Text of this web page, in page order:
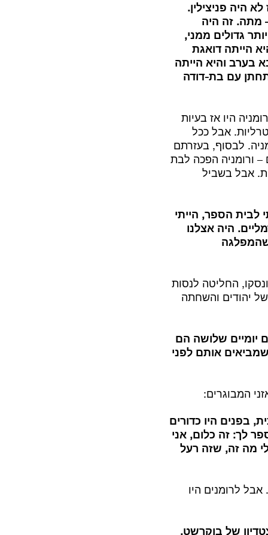
אז לא היה פניצילין.
אחות מי יותר קרוב? – כנראה שנדבקה. כעבור 17 יום – מתה. זה היה
גדולים ממני,
הייתה דואגת
בערב והיא הייתה
עם בת-דודה
היו אז בעיות
לשמור על ניטרליות. אבל ככל
לבסוף, בעזרתם
ורומניה הפכה לבת
אבל בשביל
לבית הספר, הייתי
90 אחוז מהחיים הנורמליים. היה אצלנו
שהמפלגה
החליטה לנסות
יהודים והשחתה
יומיים שלושה הם
אותם לפני
המבוגרים:
בפנים היו כדורים
לך: זה כלום, אני
מה זה, שזה רעל
לרומנים היו
בבוקר באיצטדיון של בוקרשט.